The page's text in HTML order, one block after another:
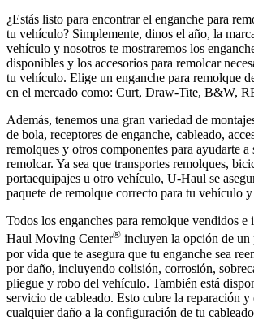
¿Estás listo para encontrar el enganche para
tu vehículo? Simplemente, dinos el año, la
vehículo y nosotros te mostraremos los
disponibles y los accesorios para remolcar
tu vehículo. Elige un enganche para remolque
en el mercado como: Curt, Draw-Tite, B&W,
Además, tenemos una gran variedad de
de bola, receptores de enganche, cableado,
remolques y otros componentes para ayudarte
remolcar. Ya sea que transportes remolques,
portaequipajes u otro vehículo, U-Haul se
paquete de remolque correcto para tu vehículo
Todos los enganches para remolque vendidos e
Haul Moving Center® incluyen la opción de un
por vida que te asegura que tu enganche sea
por daño, incluyendo colisión, corrosión,
pliegue y robo del vehículo. También está
servicio de cableado. Esto cubre la reparación y
cualquier daño a la configuración de tu